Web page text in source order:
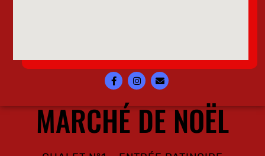
MARCHÉ DE NOËL